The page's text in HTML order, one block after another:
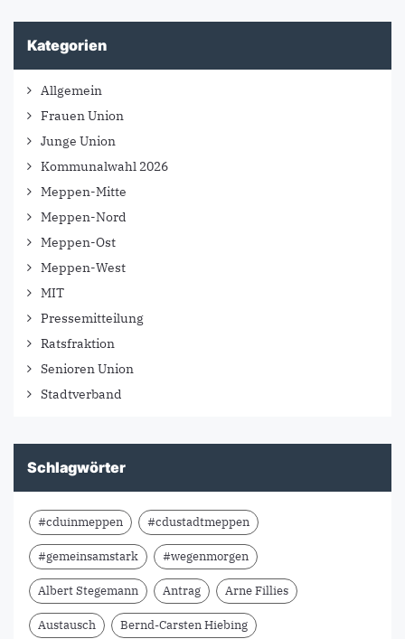
Kategorien
Allgemein
Frauen Union
Junge Union
Kommunalwahl 2026
Meppen-Mitte
Meppen-Nord
Meppen-Ost
Meppen-West
MIT
Pressemitteilung
Ratsfraktion
Senioren Union
Stadtverband
Schlagwörter
#cduinmeppen #cdustadtmeppen
#gemeinsamstark #wegenmorgen
Albert Stegemann Antrag Arne Fillies
Austausch Bernd-Carsten Hiebing